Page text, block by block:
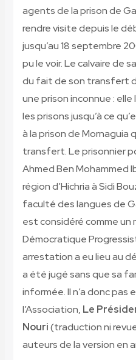
agents de la prison de
rendre visite depuis le
jusqu’au 18 septembre
pu le voir. Le calvaire de
du fait de son transfert
une prison inconnue :
les prisons jusqu’à ce
à la prison de Mornaguia
transfert. Le prisonnier
Ahmed Ben Mohammed
région d’Hichria à Sidi
faculté des langues de
est considéré comme un
Démocratique
arrestation a eu lieu au
a été jugé sans que sa
informée. Il n’a donc pas
l’Association, Le
Nouri(traduction ni
auteurs de la version en